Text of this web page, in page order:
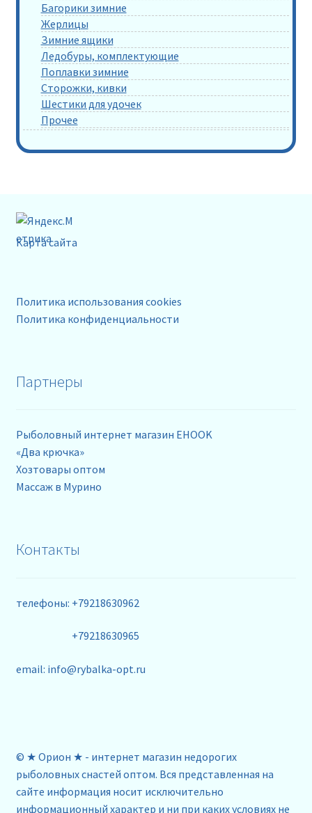
Багорики зимние
Жерлицы
Зимние ящики
Ледобуры, комплектующие
Поплавки зимние
Сторожки, кивки
Шестики для удочек
Прочее
Карта сайта
Политика использования cookies
Политика конфиденциальности
Партнеры
Рыболовный интернет магазин EHOOK
«Два крючка»
Хозтовары оптом
Массаж в Мурино
Контакты
телефоны: +79218630962
+79218630965
email: info@rybalka-opt.ru
© ★ Орион ★ - интернет магазин недорогих
рыболовных снастей оптом. Вся представленная на
сайте информация носит исключительно
информационный характер и ни при каких условиях не